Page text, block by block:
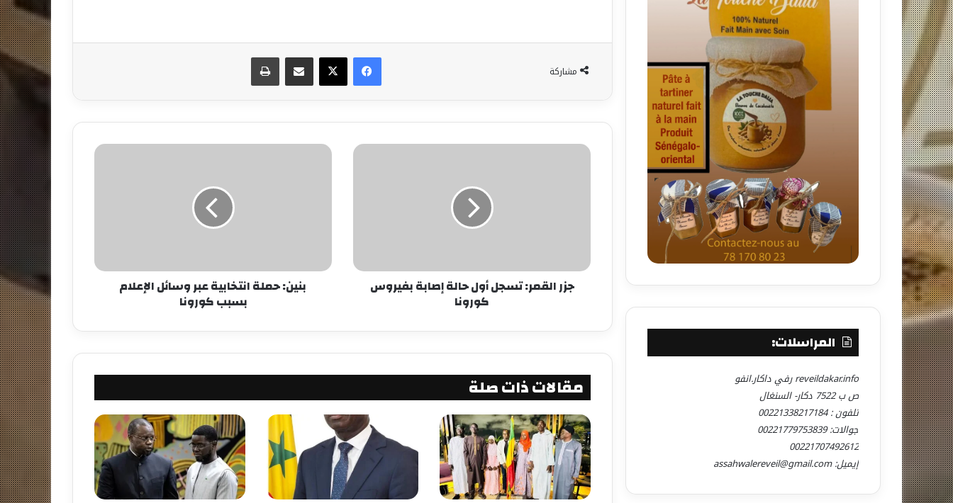
مشاركة
فيسبوكX مشاركة عبر البريد طباعة
جزر القمر: تسجل أول حالة إصابة بفيروس
كورونا
بنين: حملة انتخابية عبر وسائل الإعلام
بسبب كورونا
مقالات ذات صلة
المراسلات:
reveildakar.info رفي داكار.انفو
ص ب 7522 دكار- السنغال
تلفون : 00221338217184
جوالات: 00221779753839
00221707492612
إيميل: assahwalereveil@gmail.com